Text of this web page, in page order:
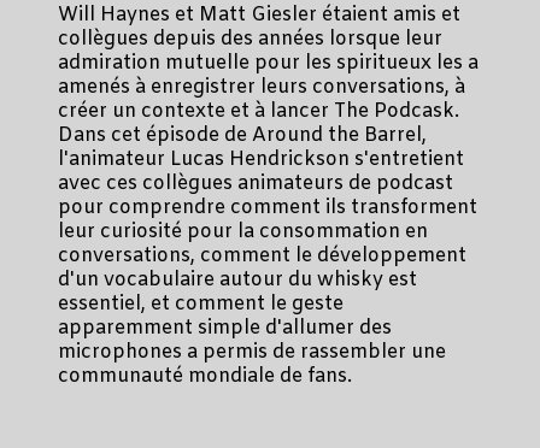
Will Haynes et Matt Giesler étaient amis et
collègues depuis des années lorsque leur
admiration mutuelle pour les spiritueux les a
amenés à enregistrer leurs conversations, à
créer un contexte et à lancer The Podcask.
Dans cet épisode de Around the Barrel,
l'animateur Lucas Hendrickson s'entretient
avec ces collègues animateurs de podcast
pour comprendre comment ils transforment
leur curiosité pour la consommation en
conversations, comment le développement
d'un vocabulaire autour du whisky est
essentiel, et comment le geste
apparemment simple d'allumer des
microphones a permis de rassembler une
communauté mondiale de fans.